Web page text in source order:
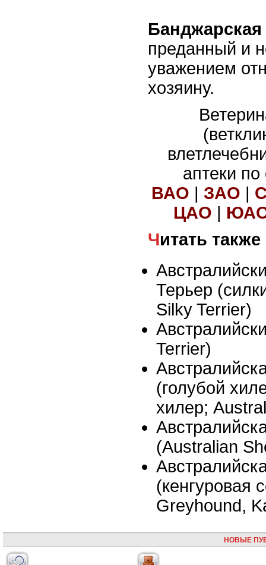
Банджарская
преданный и
уважением
хозяину.
аптеки
ВАО | ЗАО |
ЦАО |
Читать также
Терьер
Silky Terrier)
Terrier)
(голубой
хилер;
(Australian
(кенгуровая
Greyhound,
НОВЫЕ